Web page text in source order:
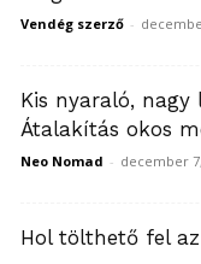
Vendég szerző -
Kis nyaraló, nagy
Átalakítás okos
Neo Nomad - december
Hol tölthető fel